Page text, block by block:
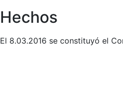
Hechos
El 8.03.2016 se constituyó el